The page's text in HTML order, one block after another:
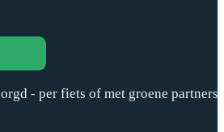
- per fiets of met groene partners